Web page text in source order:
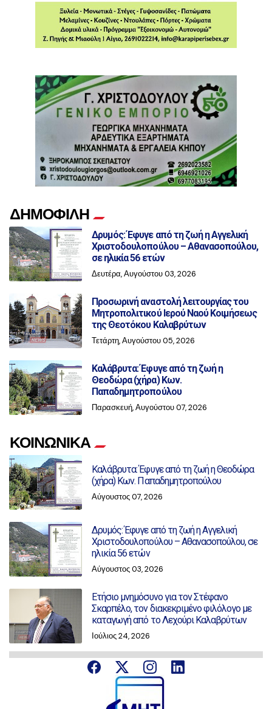
ΔΗΜΟΦΙΛΗ
Δρυμός: Έφυγε από τη ζωή η Αγγελική
Χριστοδουλοπούλου – Αθανασοπούλου,
σε ηλικία 56 ετών
Δευτέρα, Αυγούστου 03, 2026
Προσωρινή αναστολή λειτουργίας του
Μητροπολιτικού Ιερού Ναού Κοιμήσεως
της Θεοτόκου Καλαβρύτων
Τετάρτη, Αυγούστου 05, 2026
Καλάβρυτα: Έφυγε από τη ζωή η
Θεοδώρα (χήρα) Κων.
Παπαδημητροπούλου
Παρασκευή, Αυγούστου 07, 2026
ΚΟΙΝΩΝΙΚΑ
Καλάβρυτα: Έφυγε από τη ζωή η Θεοδώρα
(χήρα) Κων. Παπαδημητροπούλου
Αύγουστος 07, 2026
Δρυμός: Έφυγε από τη ζωή η Αγγελική
Χριστοδουλοπούλου – Αθανασοπούλου, σε
ηλικία 56 ετών
Αύγουστος 03, 2026
Ετήσιο μνημόσυνο για τον Στέφανο
Σκαρπέλο, τον διακεκριμένο φιλόλογο με
καταγωγή από το Λεχούρι Καλαβρύτων
Ιούλιος 24, 2026